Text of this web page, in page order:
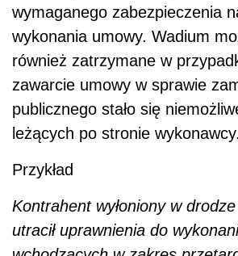
wymaganego zabezpieczenia
wykonania umowy. Wadium
również zatrzymane w
zawarcie umowy w sprawie
publicznego stało się
leżących po stronie wykonawcy.
Przykład
Kontrahent wyłoniony w
utracił uprawnienia do